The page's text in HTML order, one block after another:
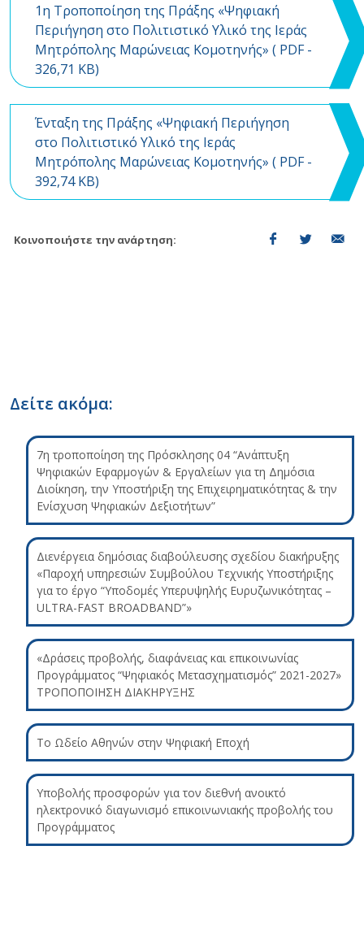
1η Τροποποίηση της Πράξης «Ψηφιακή
Περιήγηση στο Πολιτιστικό Υλικό της Ιεράς
Μητρόπολης Μαρώνειας Κομοτηνής» ( PDF-
326,71 KB)
Ένταξη της Πράξης «Ψηφιακή Περιήγηση
στο Πολιτιστικό Υλικό της Ιεράς
Μητρόπολης Μαρώνειας Κομοτηνής» ( PDF-
392,74 KB)
Κοινοποιήστε την ανάρτηση:
Δείτε ακόμα:
7η τροποποίηση της Πρόσκλησης 04 “Ανάπτυξη
Ψηφιακών Εφαρμογών & Εργαλείων για τη Δημόσια
Διοίκηση, την Υποστήριξη της Επιχειρηματικότητας & την
Ενίσχυση Ψηφιακών Δεξιοτήτων”
Διενέργεια δημόσιας διαβούλευσης σχεδίου διακήρυξης
«Παροχή υπηρεσιών Συμβούλου Τεχνικής Υποστήριξης
για το έργο “Υποδομές Υπερυψηλής Ευρυζωνικότητας –
ULTRA-FAST BROADBAND”»
«Δράσεις προβολής, διαφάνειας και επικοινωνίας
Προγράμματος “Ψηφιακός Μετασχηματισμός” 2021-2027»
ΤΡΟΠΟΠΟΙΗΣΗ ΔΙΑΚΗΡΥΞΗΣ
Το Ωδείο Αθηνών στην Ψηφιακή Εποχή
Υποβολής προσφορών για τον διεθνή ανοικτό
ηλεκτρονικό διαγωνισμό επικοινωνιακής προβολής του
Προγράμματος